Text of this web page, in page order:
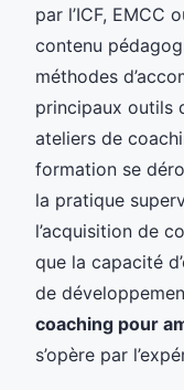
par l’ICF, EMCC
contenu
méthodes
principaux outils
ateliers de
formation se
la pratique
l’acquisition de
que la capacité
de
coaching pour
s’opère par